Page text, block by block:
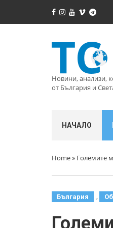
Новини, анализи,
от България и
НАЧАЛО
Home» Големите
България ,